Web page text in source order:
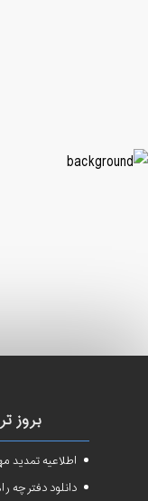
بروز
اطلاعیه تمدید
دانلود دفترچه